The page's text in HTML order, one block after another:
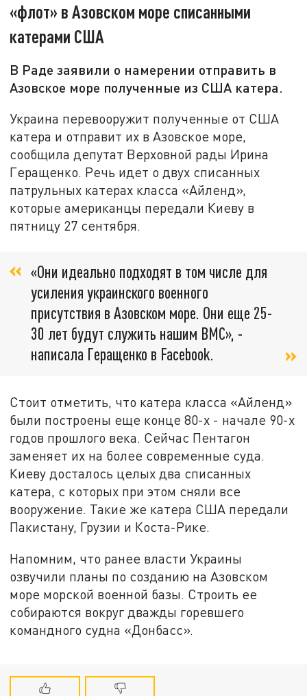
«флот» в Азовском море списанными
катерами США
В Раде заявили о намерении отправить в
Азовское море полученные из США катера.
Украина перевооружит полученные от США
катера и отправит их в Азовское море,
сообщила депутат Верховной рады Ирина
Геращенко. Речь идет о двух списанных
патрульных катерах класса «Айленд»,
которые американцы передали Киеву в
пятницу 27 сентября.
«Они идеально подходят в том числе для
усиления украинского военного
присутствия в Азовском море. Они еще 25-
30 лет будут служить нашим ВМС», -
написала Геращенко в Facebook.
Стоит отметить, что катера класса «Айленд»
были построены еще конце 80-х - начале 90-х
годов прошлого века. Сейчас Пентагон
заменяет их на более современные суда.
Киеву досталось целых два списанных
катера, с которых при этом сняли все
вооружение. Такие же катера США передали
Пакистану, Грузии и Коста-Рике.
Напомним, что ранее власти Украины
озвучили планы по созданию на Азовском
море морской военной базы. Строить ее
собираются вокруг дважды горевшего
командного судна «Донбасс».